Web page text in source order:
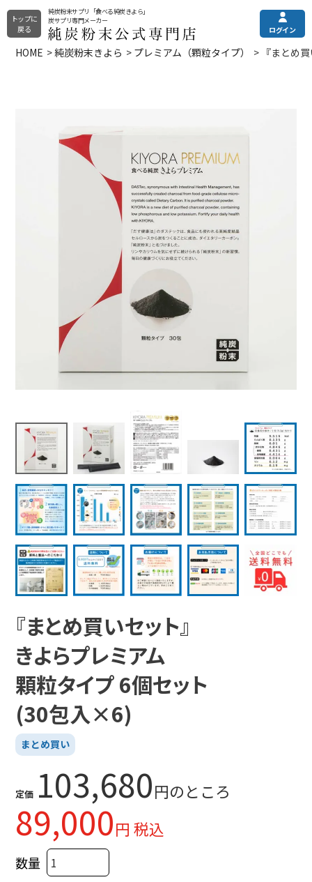
トップに
戻る
純炭粉末サプリ「食べる純炭きよら」
炭サプリ専門メーカー
ログイン
HOME 純炭粉末きよら プレミアム（顆粒タイプ） 『まとめ
『まとめ買いセット』
きよらプレミアム
顆粒タイプ 6個セット
(30包入×6)
まとめ買い
定価 103,680 のところ
89,000 税込
全商品一覧
よくある質問
クレアチニンでは分からない
eGFR（残腎機能）の調べ方
健康に関する記事を読む
錠剤タイプ プレミアムタイプ
定期購入（申込/休会/退会）
お試し商品
選び方でお悩みの方はこちら
平日9:00〜16:00
0120-090-218
フォームからお問い合わせ
お問い合わせフォーム
24時間受付
よくある質問
閉じる